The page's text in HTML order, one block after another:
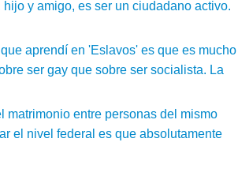
y amigo, es ser un ciudadano activo.
aprendí en 'Eslavos' es que es mucho
ser gay que sobre ser socialista. La
matrimonio entre personas del mismo
el nivel federal es que absolutamente